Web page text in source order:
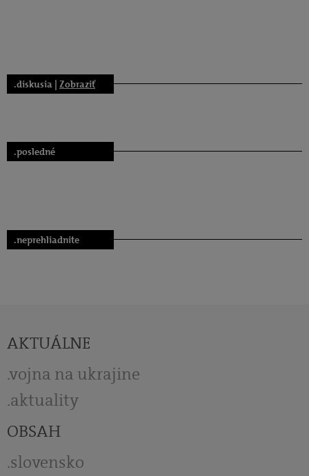
.diskusia | Zobraziť
.posledné
.neprehliadnite
AKTUÁLNE
vojna na ukrajine
aktuality
OBSAH
slovensko